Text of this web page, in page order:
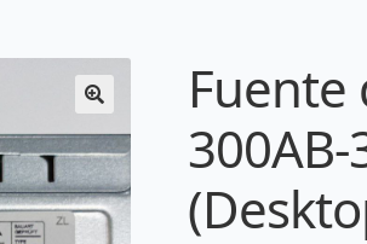
Fuente